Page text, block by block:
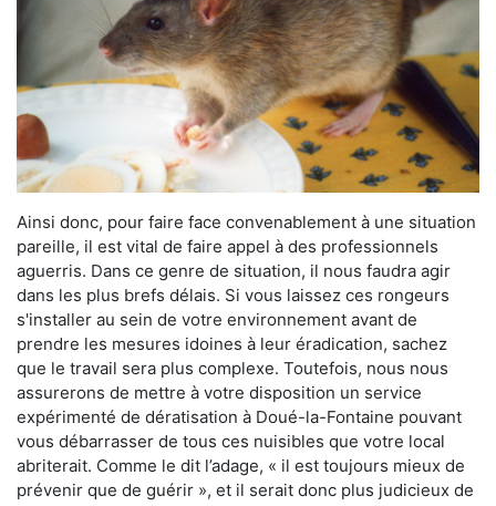
Ainsi donc, pour faire face convenablement à une situation
pareille, il est vital de faire appel à des professionnels
aguerris. Dans ce genre de situation, il nous faudra agir
dans les plus brefs délais. Si vous laissez ces rongeurs
s'installer au sein de votre environnement avant de
prendre les mesures idoines à leur éradication, sachez
que le travail sera plus complexe. Toutefois, nous nous
assurerons de mettre à votre disposition un service
expérimenté de dératisation à Doué-la-Fontaine pouvant
vous débarrasser de tous ces nuisibles que votre local
abriterait. Comme le dit l’adage, « il est toujours mieux de
prévenir que de guérir », et il serait donc plus judicieux de